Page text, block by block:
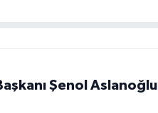
Şenol Aslanoğlu